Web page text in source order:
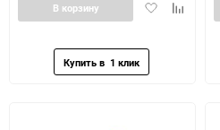
ДобавитьДобавить
В корзину